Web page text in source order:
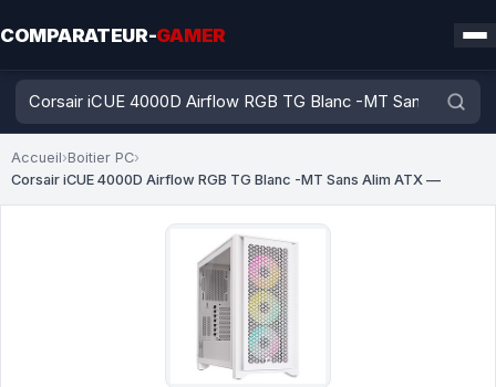
COMPARATEUR-GAMER
Accueil›Boitier PC›
Corsair iCUE 4000D Airflow RGB TG Blanc -MT Sans Alim ATX —